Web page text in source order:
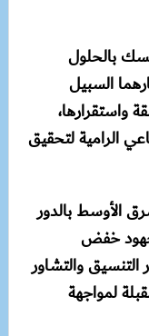
بالحلول
السبيل
واستقرارها،
الرامية لتحقيق
الأوسط بالدور
خفض
التنسيق والتشاور
لمواجهة